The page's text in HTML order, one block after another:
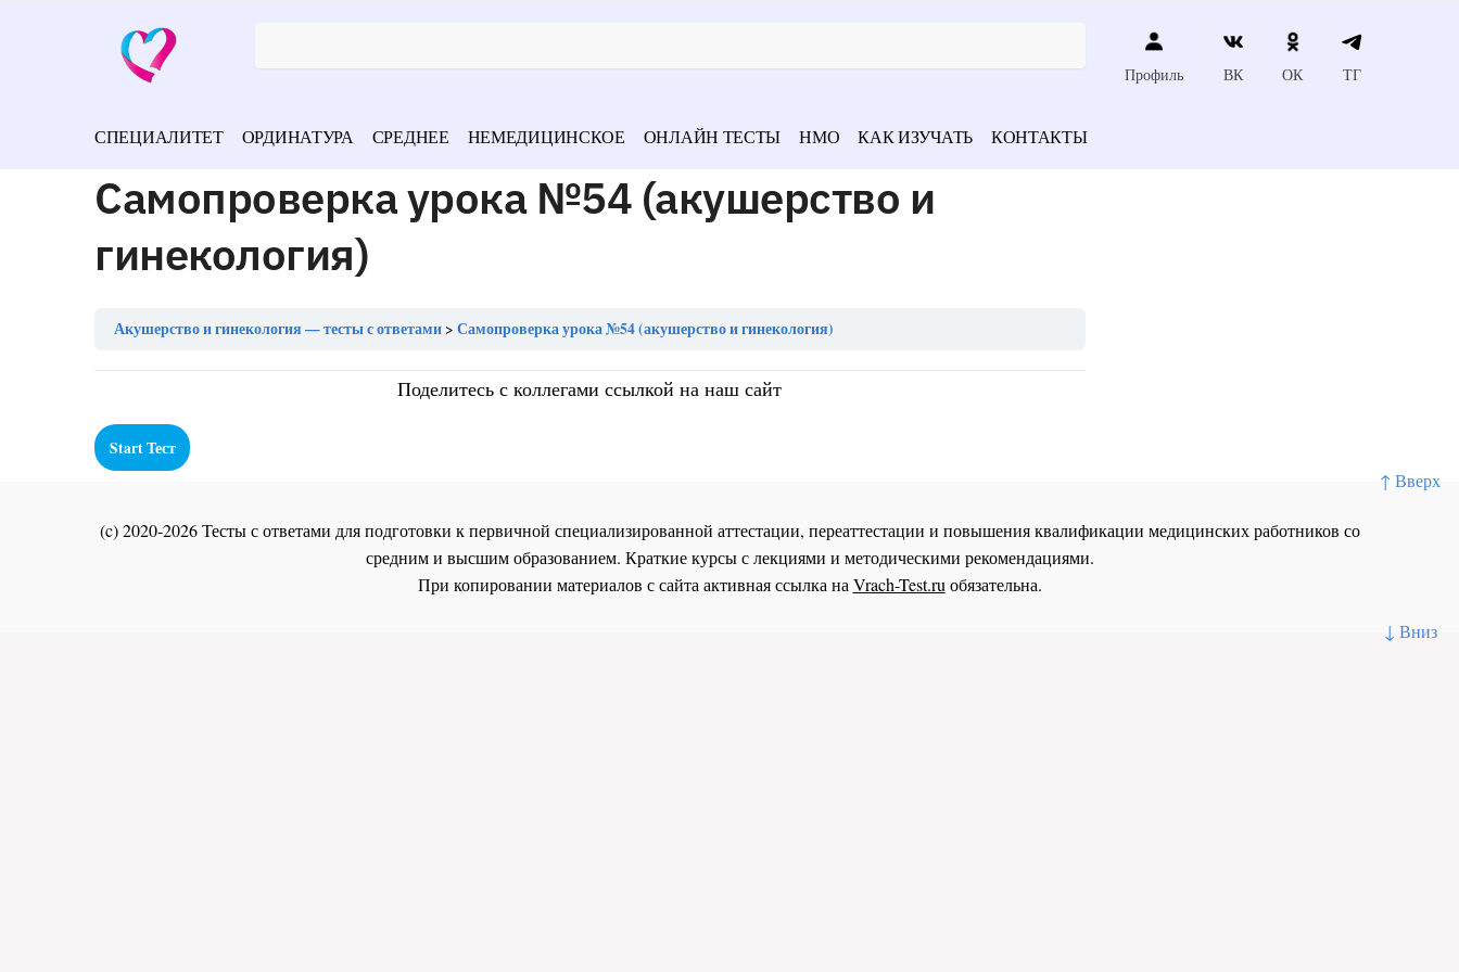
↑ Вверх
↓ Вниз
Профиль ВК ОК ТГ
СПЕЦИАЛИТЕТ ОРДИНАТУРА СРЕДНЕЕ НЕМЕДИЦИНСКОЕ ОНЛАЙН ТЕСТЫ НМО КАК ИЗУЧАТЬ КОНТАКТЫ
Самопроверка урока №54 (акушерство и
гинекология)
Акушерство и гинекология — тесты с ответами Самопроверка урока №54 (акушерство и гинекология)
Поделитесь с коллегами ссылкой на наш сайт
(c) 2020-2026 Тесты с ответами для подготовки к первичной специализированной аттестации, переаттестации и повышения квалификации медицинских работников со
средним и высшим образованием. Краткие курсы с лекциями и методическими рекомендациями.
При копировании материалов с сайта активная ссылка на Vrach-Test.ru обязательна.